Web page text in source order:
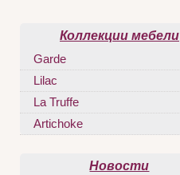
Коллекции мебели
Garde
Lilac
La Truffe
Artichoke
Новости